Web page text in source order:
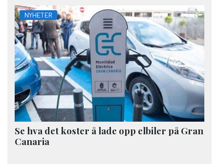
NYHETER
Se hva det koster å lade opp elbiler på Gran
Canaria